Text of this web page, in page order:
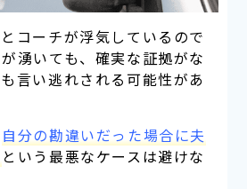
コーチが浮気しているので
湧いても、確実な証拠がな
言い逃れされる可能性があ
自分の勘違いだった場合に夫
という最悪なケースは避けな